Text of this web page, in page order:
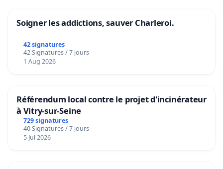
Soigner les addictions, sauver Charleroi.
42 signatures
42 Signatures / 7 jours
1 Aug 2026
Référendum local contre le projet d'incinérateur
à Vitry-sur-Seine
729 signatures
40 Signatures / 7 jours
5 Jul 2026